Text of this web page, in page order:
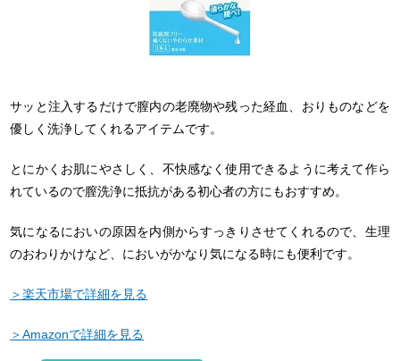
サッと注入するだけで膣内の老廃物や残った経血、おりものなどを
優しく洗浄してくれるアイテムです。
とにかくお肌にやさしく、不快感なく使用できるように考えて作ら
れているので膣洗浄に抵抗がある初心者の方にもおすすめ。
気になるにおいの原因を内側からすっきりさせてくれるので、生理
のおわりかけなど、においがかなり気になる時にも便利です。
＞楽天市場で詳細を見る
＞Amazonで詳細を見る